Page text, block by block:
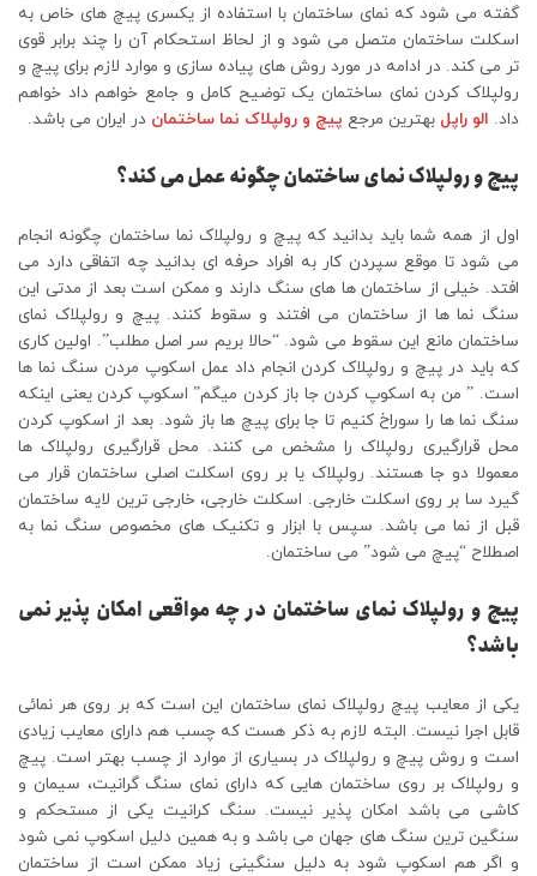
گفته می شود که نمای ساختمان با استفاده از یکسری پیچ های خاص به
اسکلت ساختمان متصل می شود و از لحاظ استحکام آن را چند برابر قوی
تر می کند. در ادامه در مورد روش های پیاده سازی و موارد لازم برای پیچ و
رولپلاک کردن نمای ساختمان یک توضیح کامل و جامع خواهم داد خواهم
داد. الو راپل بهترین مرجع پیچ و رولپلاک نما ساختمان در ایران می باشد.
پیچ و رولپلاک نمای ساختمان چگونه عمل می کند؟
اول از همه شما باید بدانید که پیچ و رولپلاک نما ساختمان چگونه انجام
می شود تا موقع سپردن کار به افراد حرفه ای بدانید چه اتفاقی دارد می
افتد. خیلی از ساختمان ها های سنگ دارند و ممکن است بعد از مدتی این
سنگ نما ها از ساختمان می افتند و سقوط کنند. پیچ و رولپلاک نمای
ساختمان مانع این سقوط می شود. “حالا بریم سر اصل مطلب”. اولین کاری
که باید در پیچ و رولپلاک کردن انجام داد عمل اسکوپ مردن سنگ نما ها
است. ” من به اسکوپ کردن جا باز کردن میگم” اسکوپ کردن یعنی اینکه
سنگ نما ها را سوراخ کنیم تا جا برای پیچ ها باز شود. بعد از اسکوپ کردن
محل قرارگیری رولپلاک را مشخص می کنند. محل قرارگیری رولپلاک ها
معمولا دو جا هستند. رولپلاک یا بر روی اسکلت اصلی ساختمان قرار می
گیرد سا بر روی اسکلت خارجی. اسکلت خارجی، خارجی ترین لایه ساختمان
قبل از نما می باشد. سپس با ابزار و تکنیک های مخصوص سنگ نما به
اصطلاح “پیچ می شود” می ساختمان.
پیچ و رولپلاک نمای ساختمان در چه مواقعی امکان پذیر نمی
باشد؟
یکی از معایب پیچ رولپلاک نمای ساختمان این است که بر روی هر نمائی
قابل اجرا نیست. البته لازم به ذکر هست که چسب هم دارای معایب زیادی
است و روش پیچ و رولپلاک در بسیاری از موارد از چسب بهتر است. پیچ
و رولپلاک بر روی ساختمان هایی که دارای نمای سنگ گرانیت، سیمان و
کاشی می باشد امکان پذیر نیست. سنگ کرانیت یکی از مستحکم و
سنگین ترین سنگ های جهان می باشد و به همین دلیل اسکوپ نمی شود
و اگر هم اسکوپ شود به دلیل سنگینی زیاد ممکن است از ساختمان